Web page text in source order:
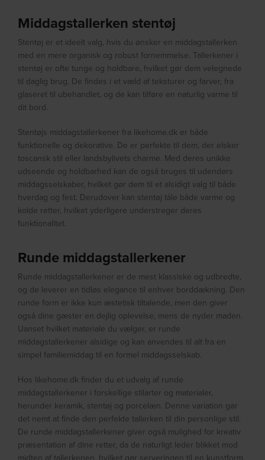
Middagstallerken stentøj
Stentøj er et ideelt valg, hvis du ønsker en middagstallerken
med en mere organisk og robust fornemmelse. Tallerkener i
stentøj er ofte tunge og holdbare, hvilket gør dem velegnede
til daglig brug. De findes i et væld af teksturer og farver, fra
glaseret til ubehandlet, og de kan tilføre en naturlig varme til
dit bord.
Stentøjs middagstallerkener fra likehome.dk er både
funktionelle og dekorative. De er perfekte til dem, der elsker
toscansk stil eller landsbylivets charme. Med deres unikke
udseende og holdbarhed kan de også bruges til udendørs
middagsselskaber, hvilket gør dem til et alsidigt valg til både
hverdag og fest. Derudover kan stentøj tåle både varme og
kolde retter, hvilket yderligere understreger deres
funktionalitet.
Runde middagstallerkener
Runde middagstallerkener er de mest klassiske og udbredte,
og de leverer en tidløs elegance til enhver borddækning. Den
runde form er ikke kun æstetisk tiltalende, men den giver
også dine gæster en dejlig oplevelse, mens de nyder maden.
Uanset hvilket materiale du vælger, er runde
middagstallerkener alsidige og kan anvendes til alt fra en
simpel familiemiddag til en formel middagsselskab.
Hos likehome.dk finder du et udvalg af runde
middagstallerkener i forskellige stilarter og materialer,
herunder keramik, stentøj og porcelæn. Denne variation gør
det nemt at finde den perfekte tallerken til din personlige stil.
De runde middagstallerkener giver også mulighed for kreativ
præsentation af dine retter, da de naturligt leder blikket mod